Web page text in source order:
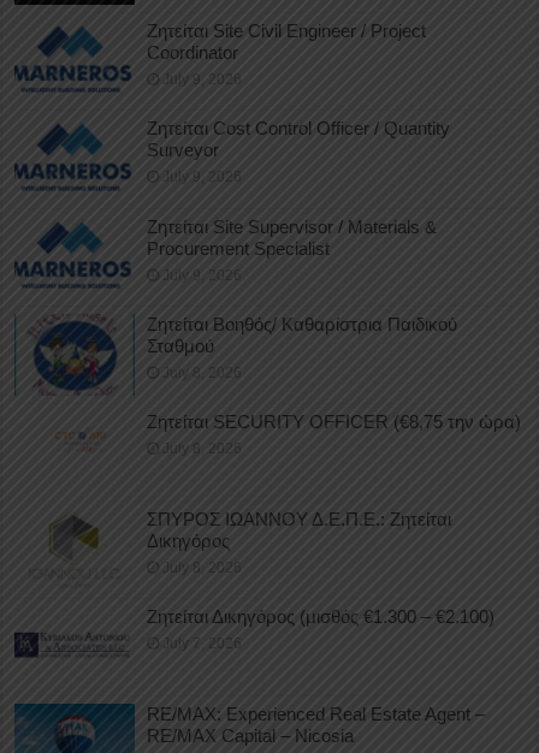
Ζητείται Site Civil Engineer / Project
Coordinator
July 9, 2026
Ζητείται Cost Control Officer / Quantity
Surveyor
July 9, 2026
Ζητείται Site Supervisor / Materials &
Procurement Specialist
July 9, 2026
Ζητείται Βοηθός/ Καθαρίστρια Παιδικού
Σταθμού
July 8, 2026
Ζητείται SECURITY OFFICER (€8,75 την ώρα)
July 8, 2026
ΣΠΥΡΟΣ ΙΩΑΝΝΟΥ Δ.Ε.Π.Ε.: Ζητείται
Δικηγόρος
July 8, 2026
Ζητείται Δικηγόρος (μισθός €1.300 – €2.100)
July 7, 2026
RE/MAX: Experienced Real Estate Agent –
RE/MAX Capital – Nicosia